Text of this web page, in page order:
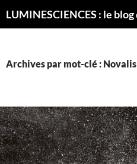
Archives par mot-clé : Novalis